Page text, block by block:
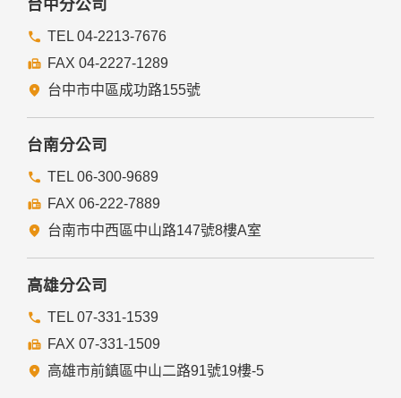
台中分公司
TEL 04-2213-7676
FAX 04-2227-1289
台中市中區成功路155號
台南分公司
TEL 06-300-9689
FAX 06-222-7889
台南市中西區中山路147號8樓A室
高雄分公司
TEL 07-331-1539
FAX 07-331-1509
高雄市前鎮區中山二路91號19樓-5